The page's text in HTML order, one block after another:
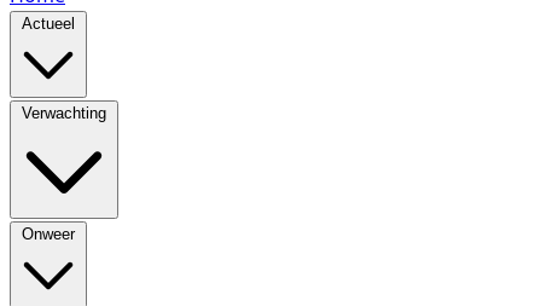
Actueel
Verwachting
Onweer